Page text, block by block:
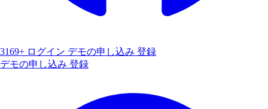
3169+ ログイン デモの申し込み 登録
デモの申し込み 登録